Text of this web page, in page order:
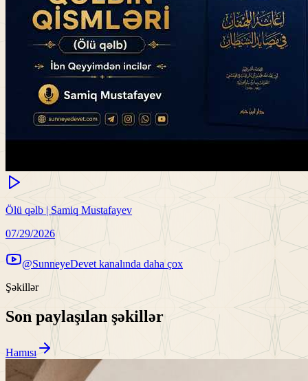
Ölü qəlb | Samiq Mustafayev
07/29/2026
@SunneyeDevet kanalında daha çox
Şəkillər
Son paylaşılan şəkillər
Hamısı